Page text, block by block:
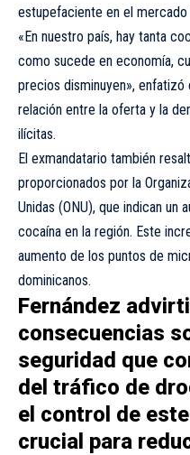
estupefaciente en el mercado
«En nuestro país, hay tanta
como sucede en economía,
precios disminuyen», enfatizó
relación entre la oferta y la
ilícitas.
El exmandatario también
proporcionados por la
Unidas (ONU), que indican un
cocaína en la región. Este
aumento de los puntos de
dominicanos.
Fernández
consecuencias
seguridad que
del tráfico de
el control de
crucial para